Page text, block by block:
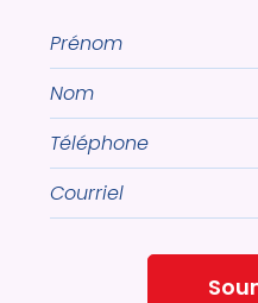
Prénom
Nom
Téléphone
Courriel